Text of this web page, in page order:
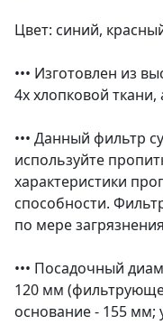
Цвет: синий,
••• Изготовлен из
4х хлопковой
••• Данный фильтр
используйте
характеристики
способности.
по мере
••• Посадочный
120 мм
основание - 155 мм;